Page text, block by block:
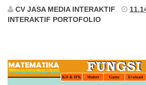
CV JASA MEDIA INTERAKTIF
INTERAKTIF PORTOFOLIO